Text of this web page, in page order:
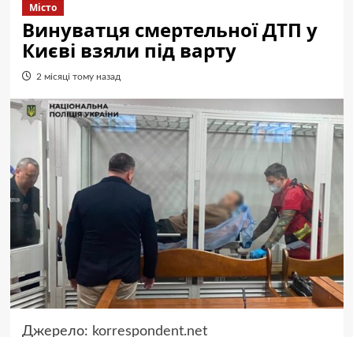
Місто
Винуватця смертельної ДТП у
Києві взяли під варту
2 місяці тому назад
Джерело: korrespondent.net